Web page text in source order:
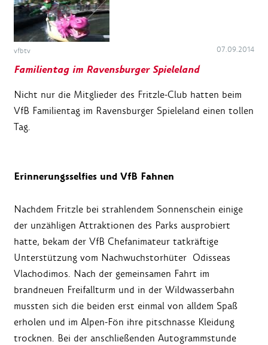
vfbtv 07.09.2014
Familientag im Ravensburger Spieleland
Nicht nur die Mitglieder des Fritzle-Club hatten beim
VfB Familientag im Ravensburger Spieleland einen tollen
Tag.
Erinnerungsselfies und VfB Fahnen
Nachdem Fritzle bei strahlendem Sonnenschein einige
der unzähligen Attraktionen des Parks ausprobiert
hatte, bekam der VfB Chefanimateur tatkräftige
Unterstützung vom Nachwuchstorhüter Odisseas
Vlachodimos. Nach der gemeinsamen Fahrt im
brandneuen Freifallturm und in der Wildwasserbahn
mussten sich die beiden erst einmal von alldem Spaß
erholen und im Alpen-Fön ihre pitschnasse Kleidung
trocknen. Bei der anschließenden Autogrammstunde